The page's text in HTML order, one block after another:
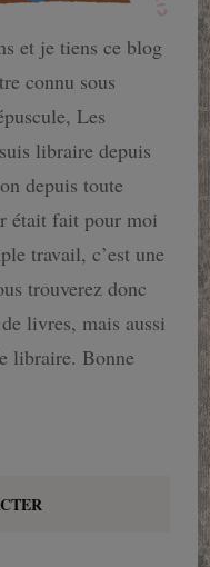
et je tiens ce blog
connu sous
Les
libraire depuis
depuis toute
était fait pour moi
travail, c’est une
trouverez donc
livres, mais aussi
libraire. Bonne